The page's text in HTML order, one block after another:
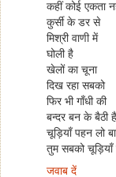
कहीं कोई एकता
कुर्सी के डर से
मिश्री वाणी में
घोली है
खेलों का चूना
दिख रहा सबको
फिर भी गाँधी की
बन्दर बन के बैठी है
चूड़ियाँ पहन लो
तुम सबको
जवाब दें